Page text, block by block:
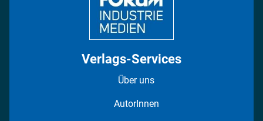
Verlags-Services
Über uns
AutorInnen